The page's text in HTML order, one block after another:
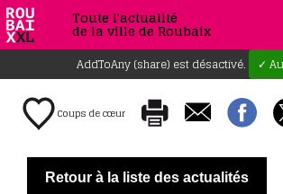
Toute l'actualité
de la ville de Roubaix
AddToAny (share) est désactivé. ✓
Coups de cœur
Retour à la liste des actualités